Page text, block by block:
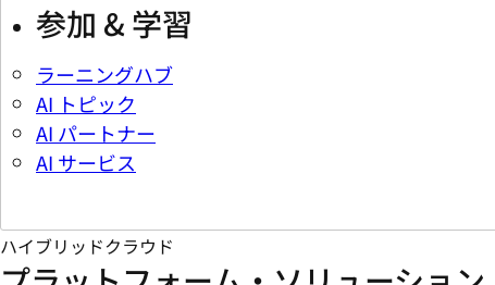
参加 & 学習
ラーニングハブ
AI トピック
AI パートナー
AI サービス
ハイブリッドクラウド